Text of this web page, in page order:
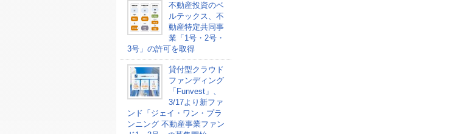
不動産投資のベ
ルテックス、不
動産特定共同事
業「1号・2号・
3号」の許可を取得
貸付型クラウド
ファンディング
「Funvest」、
3/17より新ファ
ンド「ジェイ・ワン・プラ
ンニング 不動産事業ファン